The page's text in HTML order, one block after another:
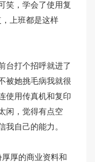
笑，学会了使用复
上班都是这样
台打个招呼就进了
被她挑毛病我就很
使用传真机和复印
闲，觉得有点空
自己的能力。
厚的商业资料和